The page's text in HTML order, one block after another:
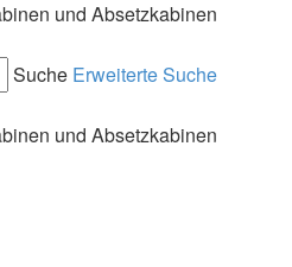
und Absetzkabinen
Suche Erweiterte Suche
und Absetzkabinen